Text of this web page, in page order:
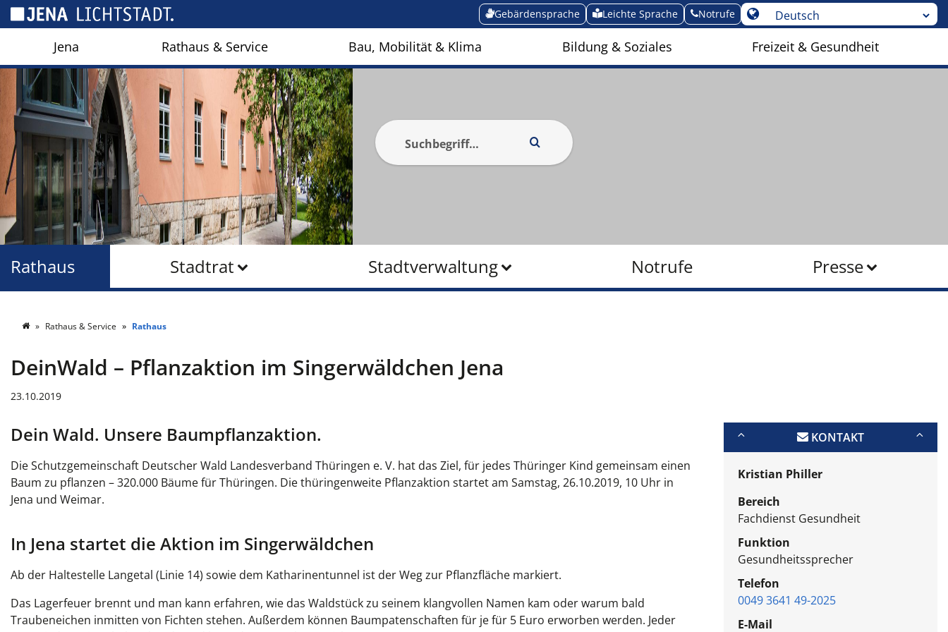
Gebärdensprache Leichte Sprache Notrufe
Jena Rathaus & Service Bau, Mobilität & Klima Bildung & Soziales Freizeit & Gesundheit
Stadtrat Stadtverwaltung Notrufe Presse
Rathaus
Rathaus & Service Rathaus
DeinWald – Pflanzaktion im Singerwäldchen Jena
23.10.2019
Dein Wald. Unsere Baumpflanzaktion.
Die Schutzgemeinschaft Deutscher Wald Landesverband Thüringen e. V. hat das Ziel, für jedes Thüringer Kind gemeinsam einen
Baum zu pflanzen – 320.000 Bäume für Thüringen. Die thüringenweite Pflanzaktion startet am Samstag, 26.10.2019, 10 Uhr in
Jena und Weimar.
In Jena startet die Aktion im Singerwäldchen
Ab der Haltestelle Langetal (Linie 14) sowie dem Katharinentunnel ist der Weg zur Pflanzfläche markiert.
Das Lagerfeuer brennt und man kann erfahren, wie das Waldstück zu seinem klangvollen Namen kam oder warum bald
Traubeneichen inmitten von Fichten stehen. Außerdem können Baumpatenschaften für je für 5 Euro erworben werden. Jeder
KONTAKT
Kristian Philler
Bereich
Fachdienst Gesundheit
Funktion
Gesundheitssprecher
Telefon
0049 3641 49-2025
E-Mail
Cookie-Einstellungen